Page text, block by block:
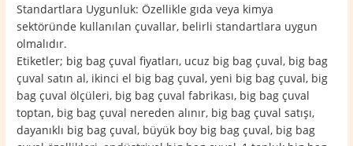
Standartlara Uygunluk: Özellikle gıda veya kimya
sektöründe kullanılan çuvallar, belirli standartlara uygun
olmalıdır.
Etiketler; big bag çuval fiyatları, ucuz big bag çuval, big bag
çuval satın al, ikinci el big bag çuval, yeni big bag çuval, big
bag çuval ölçüleri, big bag çuval fabrikası, big bag çuval
toptan, big bag çuval nereden alınır, big bag çuval satışı,
dayanıklı big bag çuval, büyük boy big bag çuval, big bag